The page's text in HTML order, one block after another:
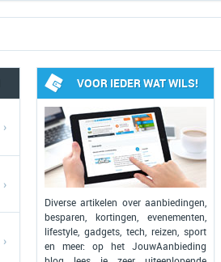
›
›
›
VOOR IEDER WAT WILS!
Diverse artikelen over aanbiedingen,
besparen, kortingen, evenementen,
lifestyle, gadgets, tech, reizen, sport
en meer: op het JouwAanbieding